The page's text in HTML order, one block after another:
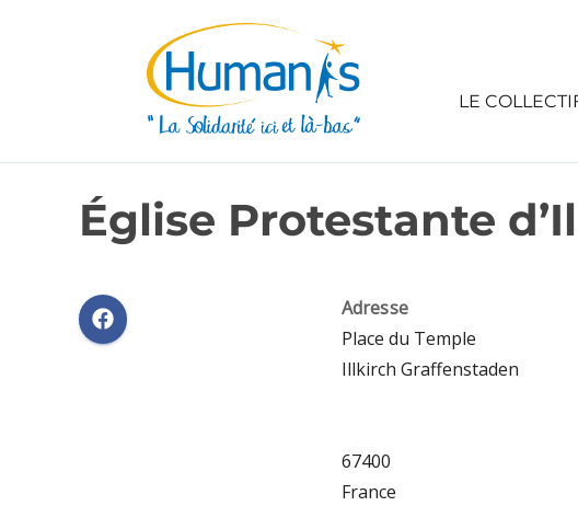
LE
Église Protestante
Adresse
Place du Temple
Illkirch Graffenstaden
67400
France